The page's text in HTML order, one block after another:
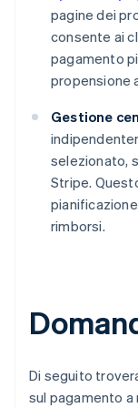
pagine dei
consente ai
pagamento
propensione
Gestione
selezionato,
Stripe.
rimborsi.
Di seguito
sul pagamento a